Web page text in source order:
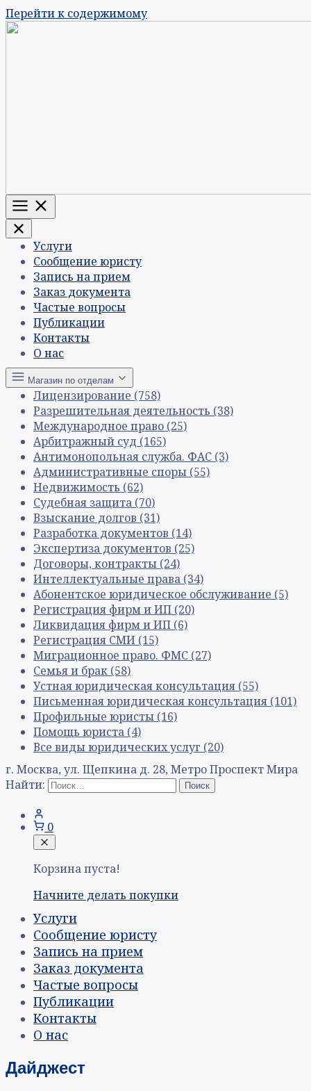
Перейти к содержимому
Меню
Услуги
Сообщение юристу
Запись на прием
Заказ документа
Частые вопросы
Публикации
Контакты
О нас
Магазин по отделам
Лицензирование (758)
Разрешительная деятельность (38)
Международное право (25)
Арбитражный суд (165)
Антимонопольная служба. ФАС (3)
Административные споры (55)
Недвижимость (62)
Судебная защита (70)
Взыскание долгов (31)
Разработка документов (14)
Экспертиза документов (25)
Договоры, контракты (24)
Интеллектуальные права (34)
Абонентское юридическое обслуживание (5)
Регистрация фирм и ИП (20)
Ликвидация фирм и ИП (6)
Регистрация СМИ (15)
Миграционное право. ФМС (27)
Семья и брак (58)
Устная юридическая консультация (55)
Письменная юридическая консультация (101)
Профильные юристы (16)
Помощь юриста (4)
Все виды юридических услуг (20)
г. Москва, ул. Щепкина д. 28, Метро Проспект Мира
Найти:
0
Корзина пуста!
Начните делать покупки
Услуги
Сообщение юристу
Запись на прием
Заказ документа
Частые вопросы
Публикации
Контакты
О нас
Дайджест